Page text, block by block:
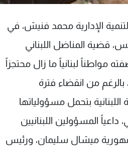
الإدارية محمد فنيش، في
قضية المناضل اللبناني
مواطناً لبنانياً ما زال محتجزاً
من انقضاء فترة
بتحمل مسؤولياتها
داعياً المسؤولين اللبنانيين
ميشال سليمان، ورئيس
تواصل معنا
شروط الإسـتخدام
سياسة الخصوصية